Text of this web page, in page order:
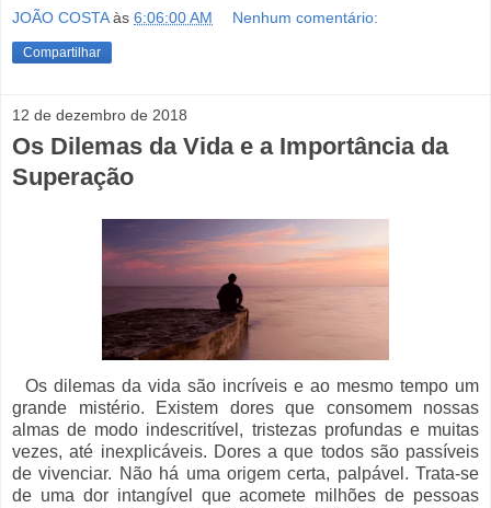
JOÃO COSTAàs 6:06:00 AM Nenhum comentário:
Compartilhar
12 de dezembro de 2018
Os Dilemas da Vida e a Importância da
Superação
Os dilemas da vida são incríveis e ao mesmo tempo um
grande mistério. Existem dores que consomem nossas
almas de modo indescritível, tristezas profundas e muitas
vezes, até inexplicáveis. Dores a que todos são passíveis
de vivenciar. Não há uma origem certa, palpável. Trata-se
de uma dor intangível que acomete milhões de pessoas